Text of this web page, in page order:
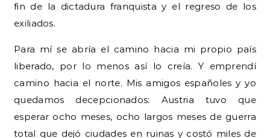
fin de la dictadura franquista y el regreso de los
exiliados.
Para mí se abría el camino hacia mi propio país
liberado, por lo menos así lo creía. Y emprendí
camino hacia el norte. Mis amigos españoles y yo
quedamos decepcionados: Austria tuvo que
esperar ocho meses, ocho largos meses de guerra
total que dejó ciudades en ruinas y costó miles de